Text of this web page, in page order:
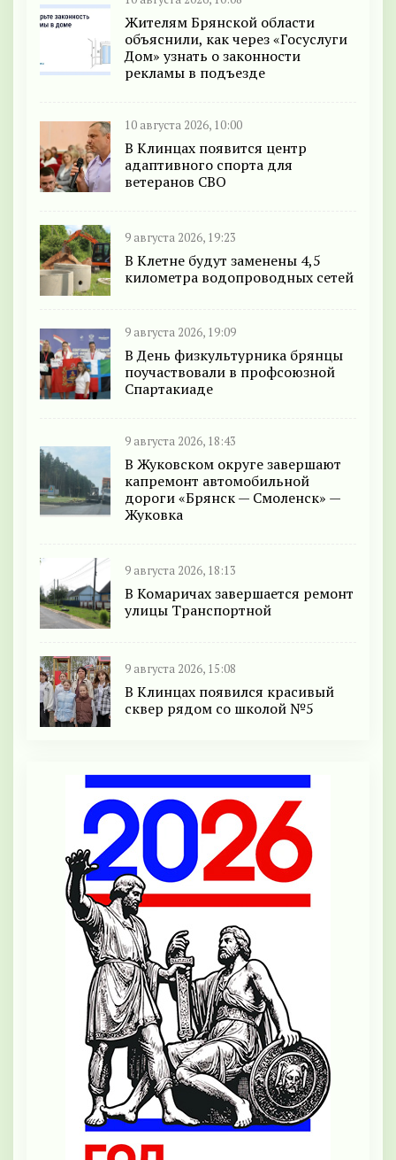
Жителям Брянской области
объяснили, как через «Госуслуги
Дом» узнать о законности
рекламы в подъезде
10 августа 2026, 10:00
В Клинцах появится центр
адаптивного спорта для
ветеранов СВО
9 августа 2026, 19:23
В Клетне будут заменены 4,5
километра водопроводных сетей
9 августа 2026, 19:09
В День физкультурника брянцы
поучаствовали в профсоюзной
Спартакиаде
9 августа 2026, 18:43
В Жуковском округе завершают
капремонт автомобильной
дороги «Брянск — Смоленск» —
Жуковка
9 августа 2026, 18:13
В Комаричах завершается ремонт
улицы Транспортной
9 августа 2026, 15:08
В Клинцах появился красивый
сквер рядом со школой №5